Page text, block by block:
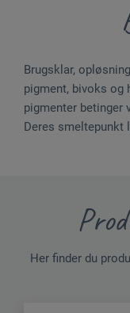
Brugsklar,
pigment, bivoks og
pigmenter betinger
Deres smeltepunkt
Her finder du